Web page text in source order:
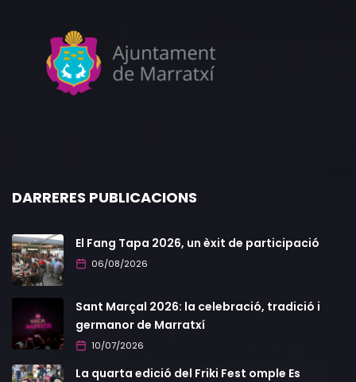
DARRERES PUBLICACIONS
El Fang Tapa 2026, un èxit de participació
06/08/2026
Sant Marçal 2026: la celebració, tradició i
germanor de Marratxí
10/07/2026
La quarta edició del Friki Fest omple Es